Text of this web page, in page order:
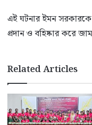
এই ঘটনার ইমন
প্রদান ও বহিষ্কার করে
Related Articles